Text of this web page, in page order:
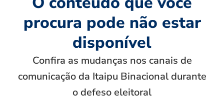
procura pode não estar
disponível
Confira as mudanças nos canais de
comunicação da Itaipu Binacional durante
o defeso eleitoral